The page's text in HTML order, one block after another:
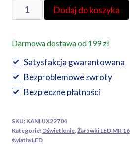
ilość
Kanlux
LED
Tomi
MR
16-
WW,
Dodaj do koszyka
Darmowa dostawa od 199 zł
Satysfakcja gwarantowana
Bezproblemowe zwroty
Bezpieczne płatności
SKU: KANLUX22704
Kategorie: Oświetlenie Żarówki LED MR 16
światła LED